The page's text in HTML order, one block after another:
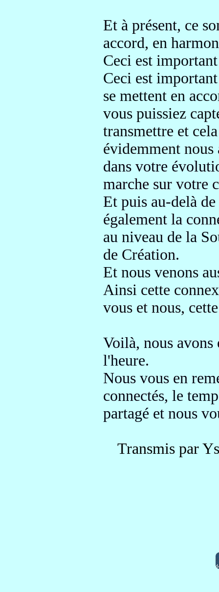
Et à présent, ce
accord, en
Ceci est
Ceci est
se mettent en
vous puissiez
transmettre et
évidemment
dans votre
marche sur votre
Et puis au-delà
également la
au niveau de la
de Création.
Et nous venons
Ainsi cette
vous et nous,
Voilà, nous
l'heure.
Nous vous en
connectés, le
partagé et nous
Transmis par